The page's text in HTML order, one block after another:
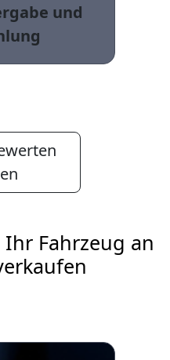
und
Fahrzeug an